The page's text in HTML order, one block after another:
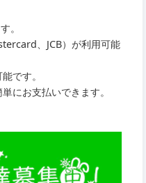
。
、JCB）が利用可能
です。
にお支払いできます。